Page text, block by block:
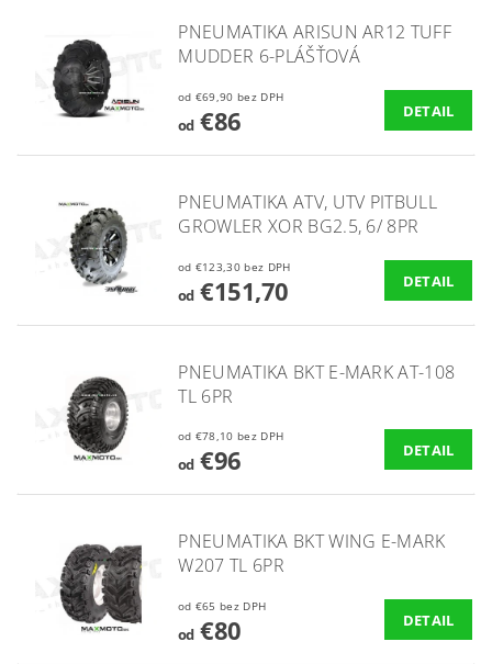
PNEUMATIKA ARISUN AR12 TUFF
MUDDER 6-PLÁŠŤOVÁ
od €69,90 bez DPH
od€86 DETAIL
PNEUMATIKA ATV, UTV PITBULL
GROWLER XOR BG2.5, 6/ 8PR
od €123,30 bez DPH
od€151,70 DETAIL
PNEUMATIKA BKT E-MARK AT-108
TL 6PR
od €78,10 bez DPH
od€96 DETAIL
PNEUMATIKA BKT WING E-MARK
W207 TL 6PR
od €65 bez DPH
od€80 DETAIL